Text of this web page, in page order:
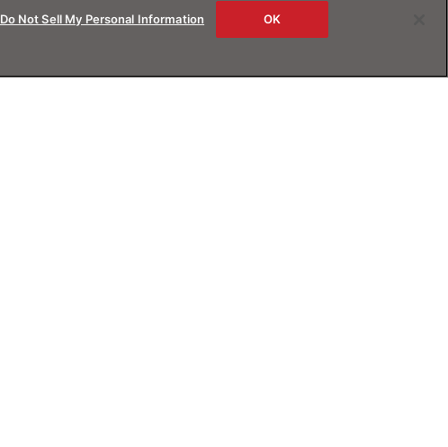
Do Not Sell My Personal Information OK